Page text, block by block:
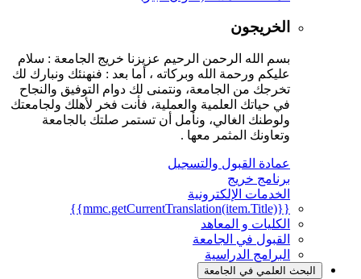
الخريجون
بسم الله الرحمن الرحيم عزيزنا خريج الجامعة : سلام
عليكم ورحمة الله وبركاته ، أما بعد : فنهنئك ونبارك لك
تخرجك من الجامعة، ونتمنى لك دوام التوفيق والنجاح
في حياتك العلمية والعملية، فأنت فخر لأهلك ولجامعتك
ولوطنك الغالي، ونأمل أن تستمر صلتك بالجامعة
وتعاونك المثمر معها .
عمادة القبول والتسجيل
برنامج خريج
الخدمات الإلكترونية
{{mmc.getCurrentTranslation(item.Title)}}
الكليات و المعاهد
القبول في الجامعة
البرامج الدراسية
البحث العلمي في الجامعة